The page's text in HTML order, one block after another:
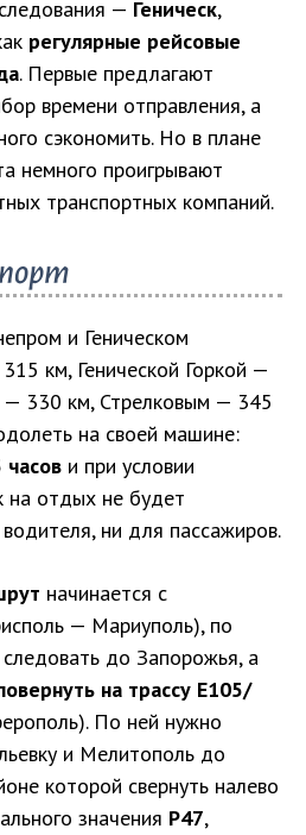
— Геническ,
регулярные рейсовые
. Первые предлагают
времени отправления, а
сэкономить. Но в плане
немного проигрывают
транспортных компаний.
и Геническом
км, Генической Горкой —
— 330 км, Стрелковым — 345
на своей машине:
и при условии
на отдых не будет
ни для пассажиров.
начинается с
— Мариуполь), по
до Запорожья, а
на трассу Е105/
По ней нужно
и Мелитополь до
которой свернуть налево
значения Р47,